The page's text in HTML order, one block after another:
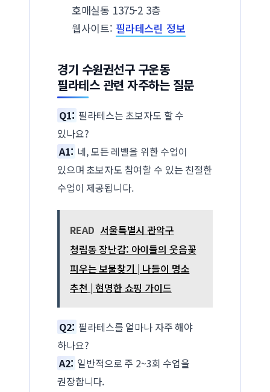
호매실동 1375-2 3층
웹사이트: 필라테스린 정보
경기 수원권선구 구운동
필라테스 관련 자주하는 질문
Q1: 필라테스는 초보자도 할 수
있나요?
A1: 네, 모든 레벨을 위한 수업이
있으며 초보자도 참여할 수 있는 친절한
수업이 제공됩니다.
READ 서울특별시 관악구
청림동 장난감: 아이들의 웃음꽃
피우는 보물찾기 | 나들이 명소
추천 | 현명한 쇼핑 가이드
Q2: 필라테스를 얼마나 자주 해야
하나요?
A2: 일반적으로 주 2~3회 수업을
권장합니다.